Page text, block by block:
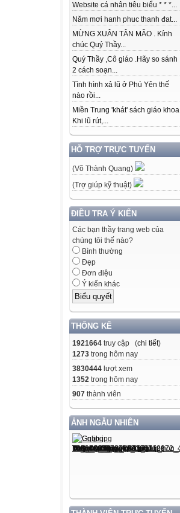
Website cá nhân tiêu biểu * * *...
Năm mơi hanh phuc thanh đat...
MỪNG XUÂN TÂN MÃO . Kính
chúc Quý Thầy...
Quý Thầy ,Cô giáo .Hãy so sánh
2 cách soạn...
Tình hình xả lũ ở Phú Yên thế
nào rồi...
Miền Trung 'khát' sách giáo khoa
Khi lũ rút,...
HỖ TRỢ TRỰC TUYẾN
(Võ Thành Quang)
(Trợ giúp kỹ thuật)
ĐIỀU TRA Ý KIẾN
Các bạn thầy trang web của
chúng tôi thế nào?
Bình thường
Đẹp
Đơn điệu
Ý kiến khác
THỐNG KÊ
1921664 truy cập (chi tiết)
1273 trong hôm nay
3830444 lượt xem
1352 trong hôm nay
907 thành viên
ẢNH NGẪU NHIÊN